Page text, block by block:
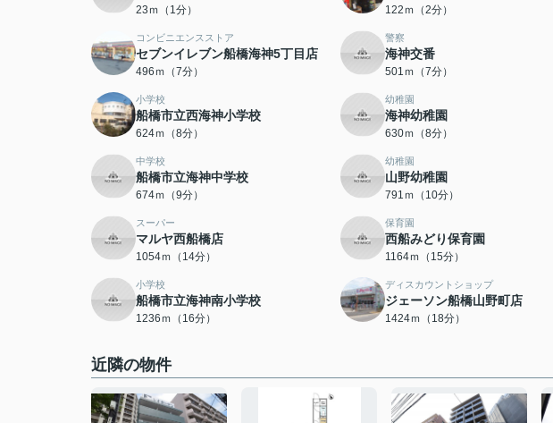
23ｍ（1分） 122ｍ（2分）
コンビニエンスストア
セブンイレブン船橋海神5丁目店
496ｍ（7分）
警察
海神交番
501ｍ（7分）
小学校
船橋市立西海神小学校
624ｍ（8分）
幼稚園
海神幼稚園
630ｍ（8分）
中学校
船橋市立海神中学校
674ｍ（9分）
幼稚園
山野幼稚園
791ｍ（10分）
スーパー
マルヤ西船橋店
1054ｍ（14分）
保育園
西船みどり保育園
1164ｍ（15分）
小学校
船橋市立海神南小学校
1236ｍ（16分）
ディスカウントショップ
ジェーソン船橋山野町店
1424ｍ（18分）
近隣の物件